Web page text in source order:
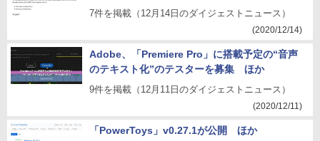
7件を掲載（12月14日のダイジェストニュース）
(2020/12/14)
Adobe、「Premiere Pro」に搭載予定の“音声
のテキスト化”のテスターを募集 ほか
9件を掲載（12月11日のダイジェストニュース）
(2020/12/11)
「PowerToys」v0.27.1が公開 ほか